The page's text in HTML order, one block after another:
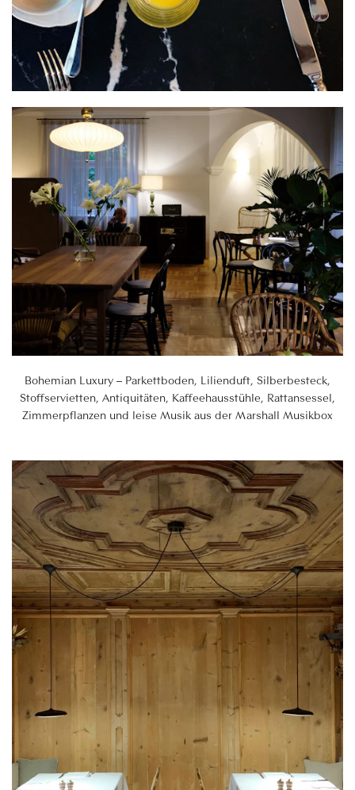
Bohemian Luxury – Parkettboden, Lilienduft, Silberbesteck,
Stoffservietten, Antiquitäten, Kaffeehausstühle, Rattansessel,
Zimmerpflanzen und leise Musik aus der Marshall Musikbox